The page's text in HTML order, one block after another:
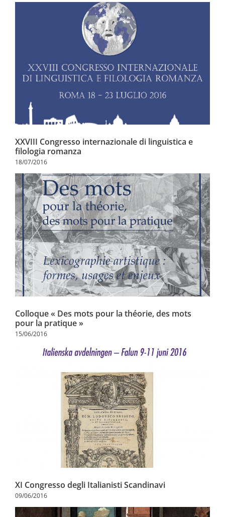
XXVIII Congresso internazionale di linguistica e
filologia romanza
18/07/2016
Colloque « Des mots pour la théorie, des mots
pour la pratique »
15/06/2016
XI Congresso degli Italianisti Scandinavi
09/06/2016